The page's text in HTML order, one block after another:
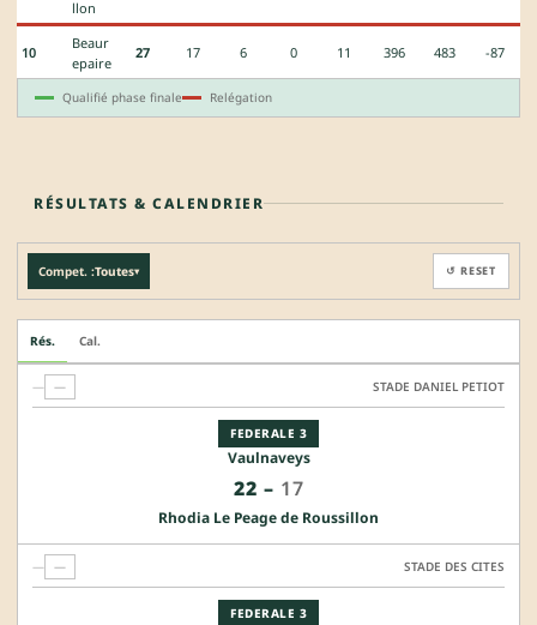
llon
10
Beaur
epaire
27 17 6 0 11 396 483 -87
Qualifié phase finale Relégation
RÉSULTATS & CALENDRIER
Compet. :Toutes▾ ↺ RESET
Rés. Cal.
FEDERALE 3
Vaulnaveys
22 – 17
Rhodia Le Peage de Roussillon
— — STADE DANIEL PETIOT
FEDERALE 3
— — STADE DES CITES